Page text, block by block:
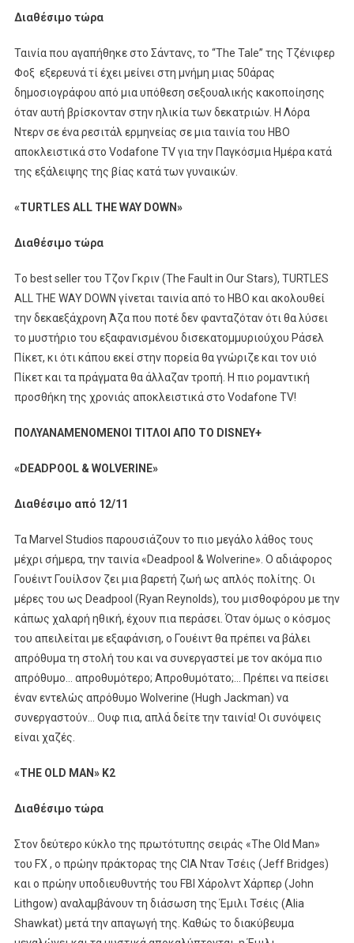
Διαθέσιμο τώρα
Ταινία που αγαπήθηκε στο Σάντανς, το “The Tale” της Τζένιφερ
Φοξ εξερευνά τί έχει μείνει στη μνήμη μιας 50άρας
δημοσιογράφου από μια υπόθεση σεξουαλικής κακοποίησης
όταν αυτή βρίσκονταν στην ηλικία των δεκατριών. Η Λόρα
Ντερν σε ένα ρεσιτάλ ερμηνείας σε μια ταινία του ΗΒΟ
αποκλειστικά στο Vodafone TV για την Παγκόσμια Ημέρα κατά
της εξάλειψης της βίας κατά των γυναικών. ​
«TURTLES ALL THE WAY DOWN»
Διαθέσιμο τώρα
Τo best seller του Τζον Γκριν (The Fault in Our Stars), TURTLES
ALL THE WAY DOWN γίνεται ταινία από το ΗΒΟ και ακολουθεί
την δεκαεξάχρονη Άζα που ποτέ δεν φανταζόταν ότι θα λύσει
το μυστήριο του εξαφανισμένου δισεκατομμυριούχου Ράσελ
Πίκετ, κι ότι κάπου εκεί στην πορεία θα γνώριζε και τον υιό
Πίκετ και τα πράγματα θα άλλαζαν τροπή. Η πιο ρομαντική
προσθήκη της χρονιάς αποκλειστικά στο Vodafone TV!​
ΠΟΛΥΑΝΑΜΕΝΟΜΕΝΟΙ ΤΙΤΛΟΙ ΑΠΟ ΤΟ DISNEY+
«DEADPOOL& WOLVERINE»
Διαθέσιμο από 12/11
Τα Marvel Studios παρουσιάζουν το πιο μεγάλο λάθος τους
μέχρι σήμερα, την ταινία «Deadpool & Wolverine». Ο αδιάφορος
Γουέιντ Γουίλσον ζει μια βαρετή ζωή ως απλός πολίτης. Οι
μέρες του ως Deadpool (Ryan Reynolds), του μισθοφόρου με την
κάπως χαλαρή ηθική, έχουν πια περάσει. Όταν όμως ο κόσμος
του απειλείται με εξαφάνιση, ο Γουέιντ θα πρέπει να βάλει
απρόθυμα τη στολή του και να συνεργαστεί με τον ακόμα πιο
απρόθυμο… απροθυμότερο; Απροθυμότατο;… Πρέπει να πείσει
έναν εντελώς απρόθυμο Wolverine (Hugh Jackman) να
συνεργαστούν… Ουφ πια, απλά δείτε την ταινία! Οι συνόψεις
είναι χαζές.
«ΤΗΕ OLD MAN» Κ2
Διαθέσιμο τώρα
Στον δεύτερο κύκλο της πρωτότυπης σειράς «The Old Man»
του FX , ο πρώην πράκτορας της CIA Νταν Τσέις (Jeff Bridges)
και ο πρώην υποδιευθυντής του FBI Χάρολντ Χάρπερ (John
Lithgow) αναλαμβάνουν τη διάσωση της Έμιλι Τσέις (Alia
Shawkat) μετά την απαγωγή της. Καθώς το διακύβευμα